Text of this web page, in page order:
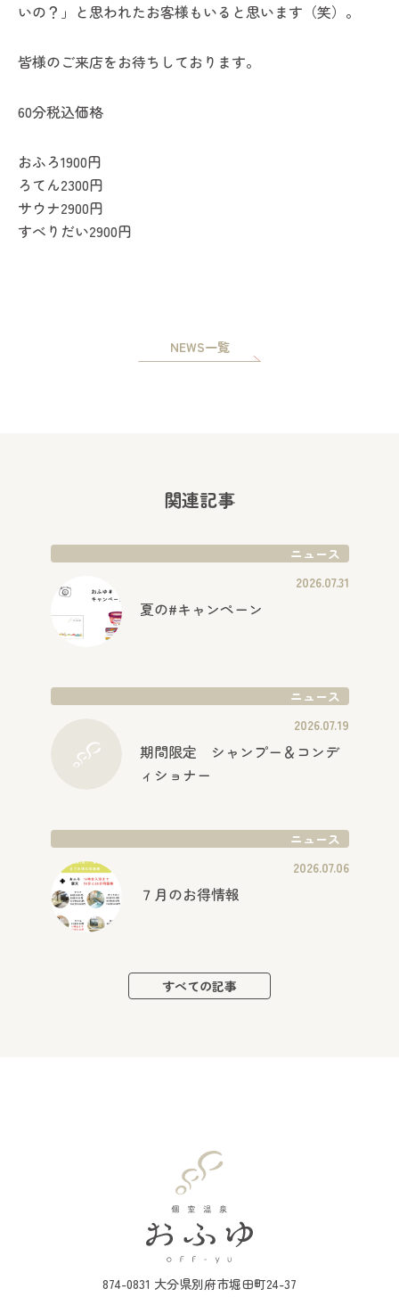
いの？」と思われたお客様もいると思います（笑）。
皆様のご来店をお待ちしております。
60分税込価格
おふろ1900円
ろてん2300円
サウナ2900円
すべりだい2900円
NEWS一覧
関連記事
ニュース
2026.07.31
夏の#キャンペーン
ニュース
2026.07.19
期間限定 シャンプー＆コンデ
ィショナー
ニュース
2026.07.06
７月のお得情報
すべての記事
874-0831 大分県別府市堀田町24-37